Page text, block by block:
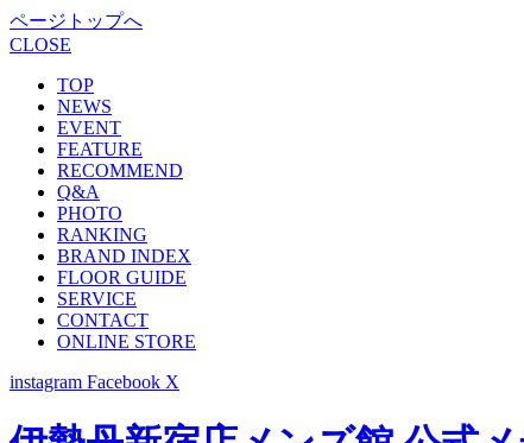
ページトップへ
CLOSE
TOP
NEWS
EVENT
FEATURE
RECOMMEND
Q&A
PHOTO
RANKING
BRAND INDEX
FLOOR GUIDE
SERVICE
CONTACT
ONLINE STORE
instagram Facebook X